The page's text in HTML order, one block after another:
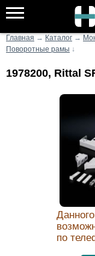
Главная → Каталог →
Поворотные рамы ↓
1978200, Rittal
по